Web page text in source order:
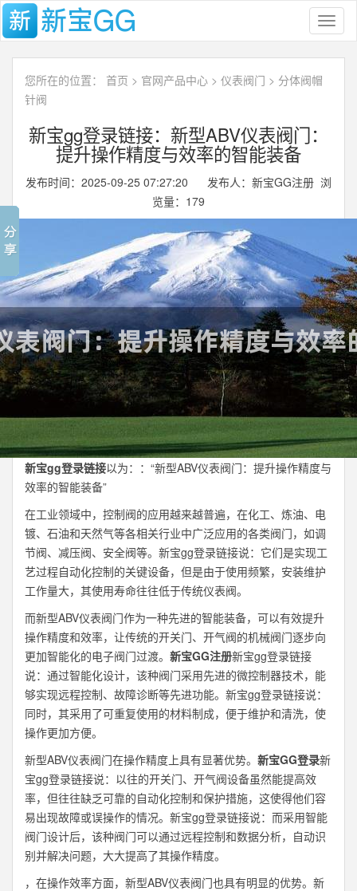
您所在的位置： 首页 > 官网产品中心 > 仪表阀门 > 分体阀帽
针阀
新宝gg登录链接：新型ABV仪表阀门：
提升操作精度与效率的智能装备
发布时间：2025-09-25 07:27:20 发布人：新宝GG注册 浏
览量： 179
新宝gg登录链接以为：：“新型ABV仪表阀门：提升操作精度与
效率的智能装备”
在工业领域中，控制阀的应用越来越普遍，在化工、炼油、电
镀、石油和天然气等各相关行业中广泛应用的各类阀门，如调
节阀、减压阀、安全阀等。新宝gg登录链接说：它们是实现工
艺过程自动化控制的关键设备，但是由于使用频繁，安装维护
工作量大，其使用寿命往往低于传统仪表阀。
而新型ABV仪表阀门作为一种先进的智能装备，可以有效提升
操作精度和效率，让传统的开关门、开气阀的机械阀门逐步向
更加智能化的电子阀门过渡。 新宝GG注册新宝gg登录链接
说：通过智能化设计，该种阀门采用先进的微控制器技术，能
够实现远程控制、故障诊断等先进功能。新宝gg登录链接说：
同时，其采用了可重复使用的材料制成，便于维护和清洗，使
操作更加方便。
新型ABV仪表阀门在操作精度上具有显著优势。 新宝GG登录新
宝gg登录链接说：以往的开关门、开气阀设备虽然能提高效
率，但往往缺乏可靠的自动化控制和保护措施，这使得他们容
易出现故障或误操作的情况。新宝gg登录链接说：而采用智能
阀门设计后，该种阀门可以通过远程控制和数据分析，自动识
别并解决问题，大大提高了其操作精度。
，在操作效率方面，新型ABV仪表阀门也具有明显的优势。新